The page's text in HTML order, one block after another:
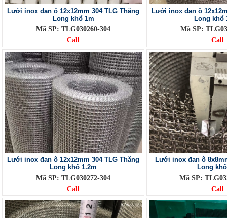
Lưới inox đan ô 12x12mm 304 TLG Thăng
Long khổ 1m
Mã SP: TLG030260-304
Call
Lưới inox đan ô
Long khổ
Mã SP:
Call
Lưới inox đan ô 12x12mm 304 TLG Thăng
Long khổ 1.2m
Mã SP: TLG030272-304
Call
Lưới inox đan ô
Long
Mã SP:
Call